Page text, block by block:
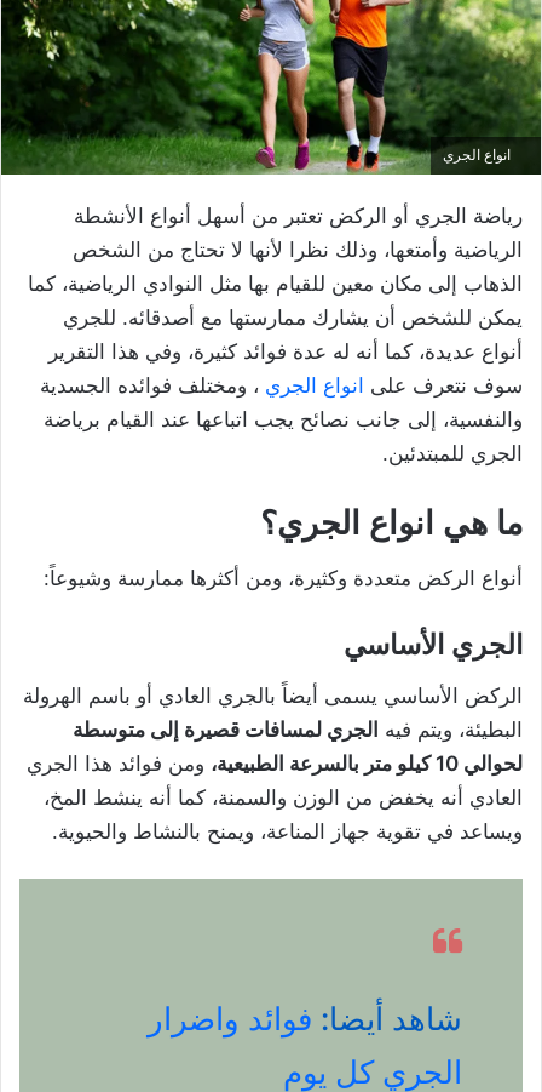
انواع الجري
رياضة الجري أو الركض تعتبر من أسهل أنواع الأنشطة
الرياضية وأمتعها، وذلك نظرا لأنها لا تحتاج من الشخص
الذهاب إلى مكان معين للقيام بها مثل النوادي الرياضية، كما
يمكن للشخص أن يشارك ممارستها مع أصدقائه. للجري
أنواع عديدة، كما أنه له عدة فوائد كثيرة، وفي هذا التقرير
سوف نتعرف على انواع الجري ، ومختلف فوائده الجسدية
والنفسية، إلى جانب نصائح يجب اتباعها عند القيام برياضة
الجري للمبتدئين.
ما هي انواع الجري؟
أنواع الركض متعددة وكثيرة، ومن أكثرها ممارسة وشيوعاً:
الجري الأساسي
الركض الأساسي يسمى أيضاً بالجري العادي أو باسم الهرولة
البطيئة، ويتم فيه الجري لمسافات قصيرة إلى متوسطة
لحوالي 10 كيلو متر بالسرعة الطبيعية،
ومن فوائد هذا الجري
العادي أنه يخفض من الوزن والسمنة، كما أنه ينشط المخ،
ويساعد في تقوية جهاز المناعة، ويمنح بالنشاط والحيوية.
شاهد أيضا: فوائد واضرار
الجري كل يوم